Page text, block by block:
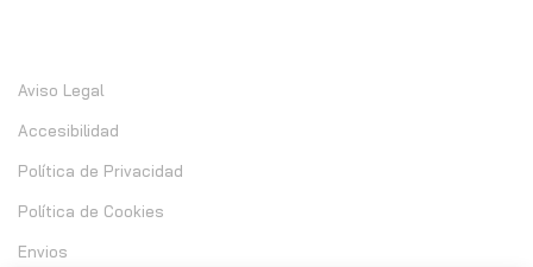
Aviso Legal
Accesibilidad
Política de Privacidad
Política de Cookies
Envios